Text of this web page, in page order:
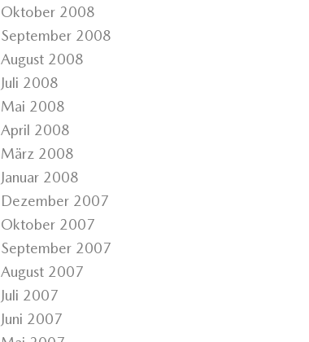
Oktober 2008
September 2008
August 2008
Juli 2008
Mai 2008
April 2008
März 2008
Januar 2008
Dezember 2007
Oktober 2007
September 2007
August 2007
Juli 2007
Juni 2007